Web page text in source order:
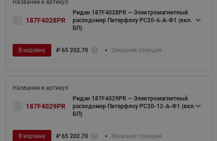
187F4028PR
Ридан 187F4028PR — Электромагнитный
расходомер Питерфлоу РС20-6-А-Ф1 (вкл.
БП)
В корзину ₽ 65 202.70 Заказная позиция
187F4029PR
Ридан 187F4029PR — Электромагнитный
расходомер Питерфлоу РС20-12-А-Ф1 (вкл.
БП)
В корзину ₽ 65 202.70 Заказная позиция